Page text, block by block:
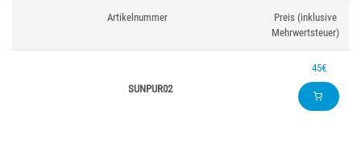
Artikelnummer
Preis (inklusive
Mehrwertsteuer)
SUNPUR02
45€